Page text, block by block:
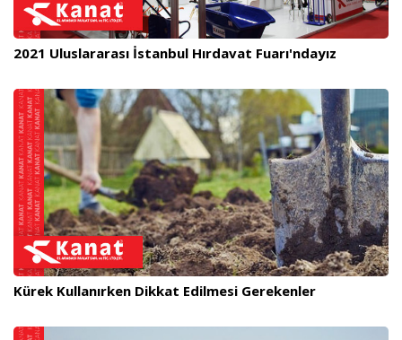
2021 Uluslararası İstanbul Hırdavat Fuarı'ndayız
Kürek Kullanırken Dikkat Edilmesi Gerekenler